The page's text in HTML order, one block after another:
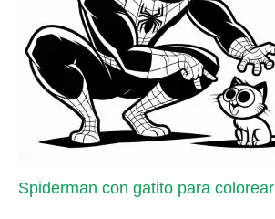
Spiderman con gatito para colorear